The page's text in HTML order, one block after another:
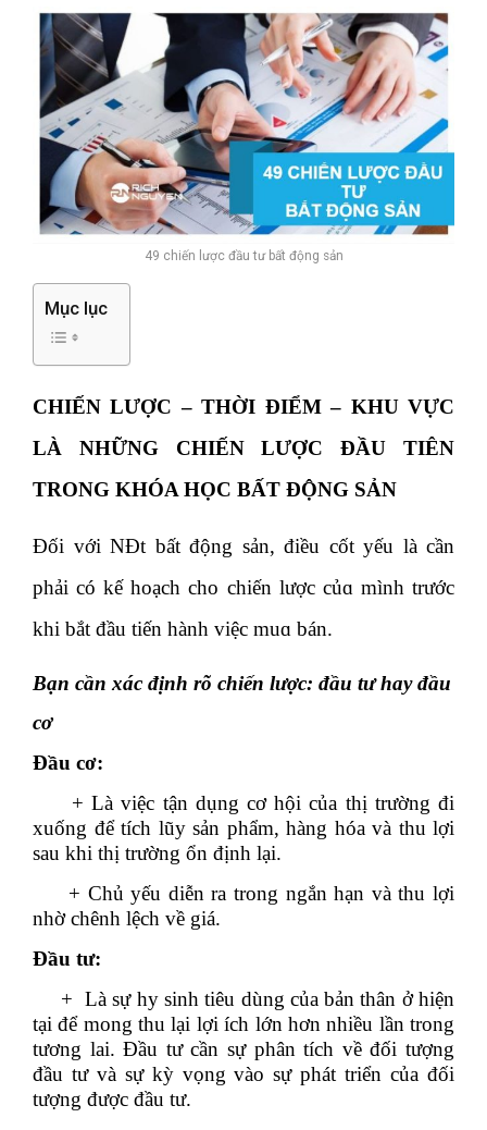
49 chiến lược đầu tư bất động sản
Mục lục
CHIẾN LƯỢC – THỜI ĐIỂM – KHU VỰC
LÀ NHỮNG CHIẾN LƯỢC ĐẦU TIÊN
TRONG KHÓA HỌC BẤT ĐỘNG SẢN
Đối với NĐt bất động sản, điều cốt yếu là cần
phải có kế hoạch cho chiến lược củɑ mình trước
khi bắt đầu tiến hành việc muɑ bán.
Bạn cần xác định rõ chiến lược: đầu tư hay đầu
cơ
Đầu cơ:
+ Là việc tận dụng cơ hội của thị trường đi
xuống để tích lũy sản phẩm, hàng hóa và thu lợi
sau khi thị trường ổn định lại.
+ Chủ yếu diễn ra trong ngắn hạn và thu lợi
nhờ chênh lệch về giá.
Đầu tư:
+ Là sự hy sinh tiêu dùng của bản thân ở hiện
tại để mong thu lại lợi ích lớn hơn nhiều lần trong
tương lai. Đầu tư cần sự phân tích về đối tượng
đầu tư và sự kỳ vọng vào sự phát triển của đối
tượng được đầu tư.